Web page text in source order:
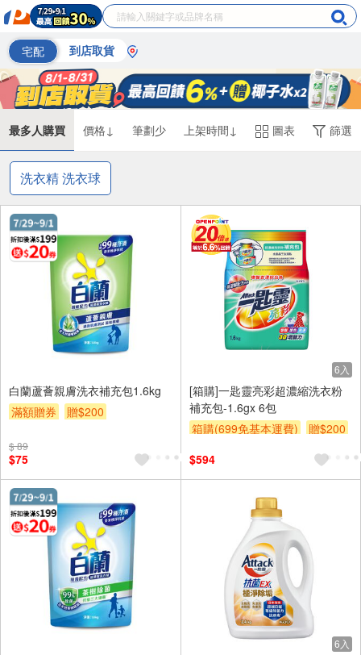
宅配 到店取貨
最多人購買 價格↓ 筆劃少 上架時間↓ 圖表 篩選
洗衣精 洗衣球
白蘭蘆薈親膚洗衣補充包1.6kg
滿額贈券
贈$200
$ 89
$75
6入
[箱購]一匙靈亮彩超濃縮洗衣粉
補充包-1.6gx 6包
箱購(699免基本運費)
贈$200
$594
6入